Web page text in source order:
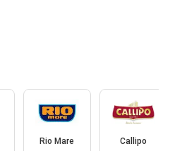
Rio Mare Callipo